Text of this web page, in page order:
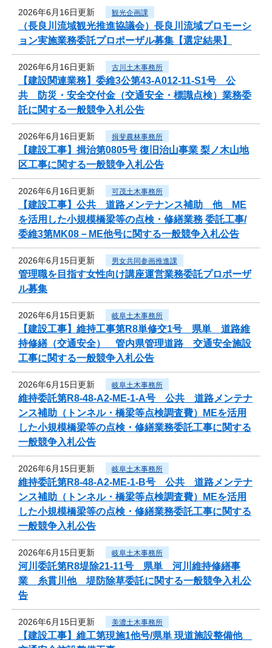
2026年6月16日更新 観光企画課
（長良川流域観光推進協議会）長良川流域プロモーシ
ョン実施業務委託プロポーザル募集【選定結果】
2026年6月16日更新 古川土木事務所
【建設関連業務】委維3公第43-A012-11-S1号 公
共 防災・安全交付金（交通安全・標識点検）業務委
託に関する一般競争入札公告
2026年6月16日更新 揖斐農林事務所
【建設工事】揖治第0805号 復旧治山事業 梨ノ木山地
区工事に関する一般競争入札公告
2026年6月16日更新 可茂土木事務所
【建設工事】公共 道路メンテナンス補助 他 ME
を活用した小規模橋梁等の点検・修繕業務 委託工事/
委維3第MK08－ME他号に関する一般競争入札公告
2026年6月15日更新 男女共同参画推進課
管理職を目指す女性向け講座運営業務委託プロポーザ
ル募集
2026年6月15日更新 岐阜土木事務所
【建設工事】維持工事第R8単修交1号 県単 道路維
持修繕（交通安全） 管内県管理道路 交通安全施設
工事に関する一般競争入札公告
2026年6月15日更新 岐阜土木事務所
維持委託第R8-48-A2-ME-1-A号 公共 道路メンテナ
ンス補助（トンネル・橋梁等点検調査費）MEを活用
した小規模橋梁等の点検・修繕業務委託工事に関する
一般競争入札公告
2026年6月15日更新 岐阜土木事務所
維持委託第R8-48-A2-ME-1-B号 公共 道路メンテナ
ンス補助（トンネル・橋梁等点検調査費）MEを活用
した小規模橋梁等の点検・修繕業務委託工事に関する
一般競争入札公告
2026年6月15日更新 岐阜土木事務所
河川委託第R8堤除21-11号 県単 河川維持修繕事
業 糸貫川他 堤防除草委託に関する一般競争入札公
告
2026年6月15日更新 美濃土木事務所
【建設工事】維工第現施1他号/県単 現道施設整備他